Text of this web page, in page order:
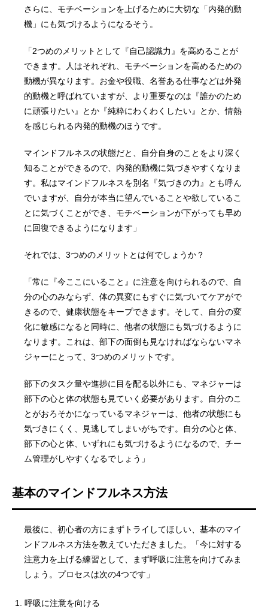
さらに、モチベーションを上げるために大切な「内発的動
機」にも気づけるようになるそう。
「2つめのメリットとして『自己認識力』を高めることが
できます。人はそれぞれ、モチベーションを高めるための
動機が異なります。お金や役職、名誉ある仕事などは外発
的動機と呼ばれていますが、より重要なのは『誰かのため
に頑張りたい』とか『純粋にわくわくしたい』とか、情熱
を感じられる内発的動機のほうです。
マインドフルネスの状態だと、自分自身のことをより深く
知ることができるので、内発的動機に気づきやすくなりま
す。私はマインドフルネスを別名『気づきの力』とも呼ん
でいますが、自分が本当に望んでいることや欲しているこ
とに気づくことができ、モチベーションが下がっても早め
に回復できるようになります」
それでは、3つめのメリットとは何でしょうか？
「常に『今ここにいること』に注意を向けられるので、自
分の心のみならず、体の異変にもすぐに気づいてケアがで
きるので、健康状態をキープできます。そして、自分の変
化に敏感になると同時に、他者の状態にも気づけるように
なります。これは、部下の面倒も見なければならないマネ
ジャーにとって、3つめのメリットです。
部下のタスク量や進捗に目を配る以外にも、マネジャーは
部下の心と体の状態も見ていく必要があります。自分のこ
とがおろそかになっているマネジャーは、他者の状態にも
気づきにくく、見逃してしまいがちです。自分の心と体、
部下の心と体、いずれにも気づけるようになるので、チー
ム管理がしやすくなるでしょう」
基本のマインドフルネス方法
最後に、初心者の方にまずトライしてほしい、基本のマイ
ンドフルネス方法を教えていただきました。「今に対する
注意力を上げる練習として、まず呼吸に注意を向けてみま
しょう。プロセスは次の4つです」
呼吸に注意を向ける